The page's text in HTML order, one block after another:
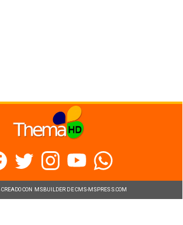
CREADO CON MSBUILDER DE CMS-MSPRESS.COM